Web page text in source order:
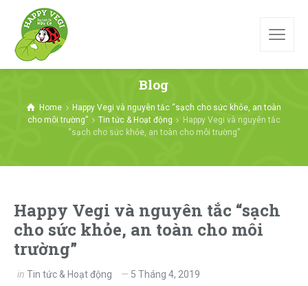
Blog
Home
Happy Vegi và nguyên tắc “sạch cho sức khỏe, an toàn
cho môi trường”
Tin tức & Hoạt động
Happy Vegi và nguyên tắc
“sạch cho sức khỏe, an toàn cho môi trường”
Happy Vegi và nguyên tắc “sạch
cho sức khỏe, an toàn cho môi
trường”
in Tin tức & Hoạt động 5 Tháng 4, 2019